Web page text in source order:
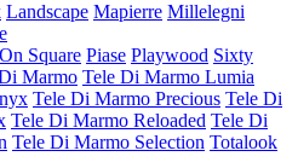
Landscape Mapierre Millelegni
On Square Piase Playwood Sixty
Marmo Tele Di Marmo Lumia
Tele Di Marmo Precious Tele Di
Tele Di Marmo Reloaded Tele Di
Tele Di Marmo Selection Totalook